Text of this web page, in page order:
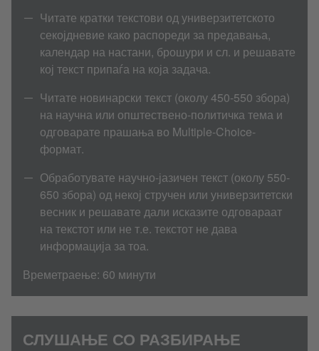
Читате кратки текстови од универзитетското
секојдневие како распореди за предавања,
календар на настани, брошури и сл. и решавате
кој текст припаѓа на која задача.
Читате новинарски текст (околу 450-550 збора)
на научна или општествено-политичка тема и
одговарате прашања во Multiple-Choice-
формат.
Обработувате научно-јазичен текст (околу 550-
650 збора) од некој стручен или универзитетски
весник и решавате дали исказите одговараат
на текстот или не т.е. текстот не дава
информација за тоа.
Времетраење: 60 минути
СЛУШАЊЕ СО РАЗБИРАЊЕ